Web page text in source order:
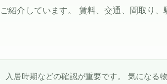
紹介しています。 賃料、交通、間取り、
居時期などの確認が重要です。 気になる